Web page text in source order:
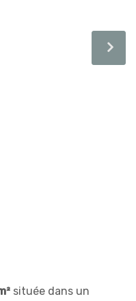
située dans un